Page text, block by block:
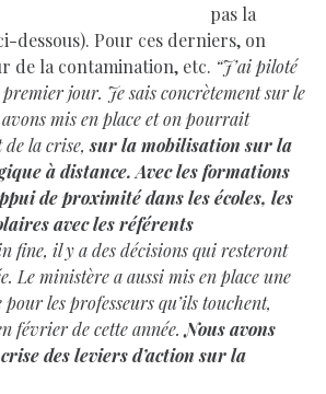
pas la
dessous). Pour ces derniers, on
de la contamination, etc. “J’ai piloté
jour. Je sais concrètement sur le
mis en place et on pourrait
de la crise,sur la mobilisation sur la
à distance. Avec les formations
de proximité dans les écoles, les
avec les référents
fine, il y a des décisions qui resteront
Le ministère a aussi mis en place une
les professeurs qu’ils touchent,
février de cette année.Nous avons
des leviers d’action sur la